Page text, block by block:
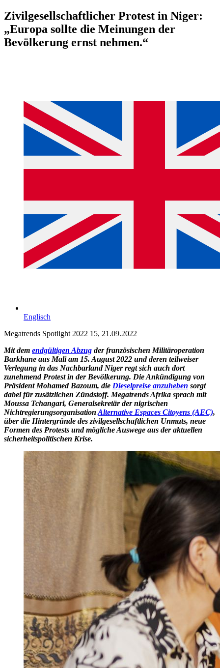
Zivilgesellschaftlicher Protest in Niger:
„Europa sollte die Meinungen der
Bevölkerung ernst nehmen.“
Englisch
Megatrends Spotlight 2022 15, 21.09.2022
Mit dem endgültigen Abzug der französischen Militäroperation
Barkhane aus Mali am 15. August 2022 und deren teilweiser
Verlegung in das Nachbarland Niger regt sich auch dort
zunehmend Protest in der Bevölkerung. Die Ankündigung von
Präsident Mohamed Bazoum, die Dieselpreise anzuheben sorgt
dabei für zusätzlichen Zündstoff. Megatrends Afrika sprach mit
Moussa Tchangari, Generalsekretär der nigrischen
Nichtregierungsorganisation Alternative Espaces Citoyens (AEC),
über die Hintergründe des zivilgesellschaftlichen Unmuts, neue
Formen des Protests und mögliche Auswege aus der aktuellen
sicherheitspolitischen Krise.